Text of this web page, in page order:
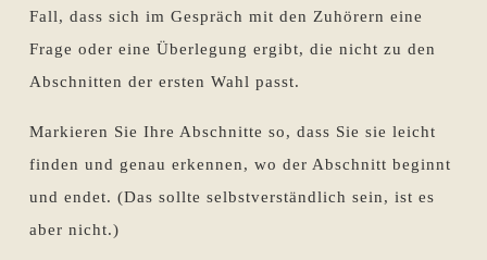
Fall, dass sich im Gespräch mit den Zuhörern eine
Frage oder eine Überlegung ergibt, die nicht zu den
Abschnitten der ersten Wahl passt.
Markieren Sie Ihre Abschnitte so, dass Sie sie leicht
finden und genau erkennen, wo der Abschnitt beginnt
und endet. (Das sollte selbstverständlich sein, ist es
aber nicht.)